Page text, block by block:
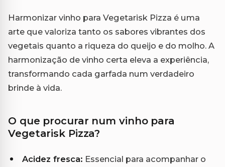
Harmonizar vinho para Vegetarisk Pizza é uma
arte que valoriza tanto os sabores vibrantes dos
vegetais quanto a riqueza do queijo e do molho. A
harmonização de vinho certa eleva a experiência,
transformando cada garfada num verdadeiro
brinde à vida.
O que procurar num vinho para
Vegetarisk Pizza?
Acidez fresca: Essencial para acompanhar o